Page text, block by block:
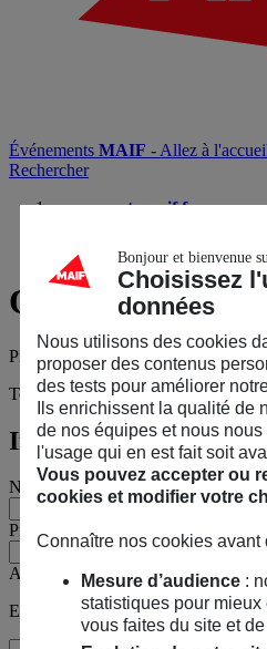
Événements MAIF - Allez à
Rechercher
evenements.maif.fr
Questions sur l’événement ?
Questionssur
Protégez votre logement🔐, partez
Tous les champs sont obligatoires,
Informations
Nom
Prénom
Adresse e-mail
Exemple : jean@maif.fr
Bonjour et bienvenue
Choisissez
données
Nous utilisons des cookies
proposer des contenus
des tests pour améliorer
Ils enrichissent la qualité de
de nos équipes et nous
l'usage qui en est fait soit
Vous pouvez accepter ou
cookies et modifier votre
Connaître nos cookies avant
Mesure d’audience:
statistiques pour mieux
vous faites du site et